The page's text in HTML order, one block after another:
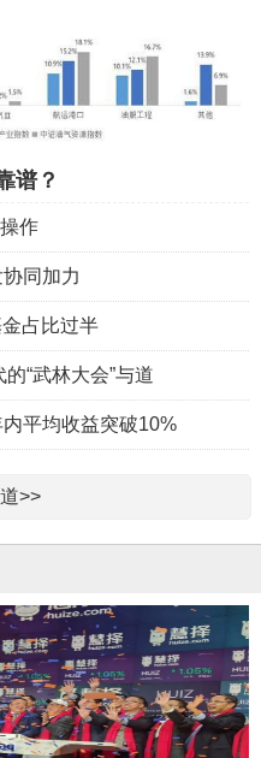
谱？
作
同加力
占比过半
“武林大会”与道
平均收益突破10%
>>